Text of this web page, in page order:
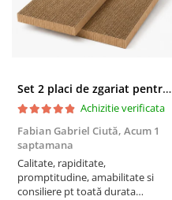
Set 2 placi de zgariat pentru casuta pisici BUNTZ KJW5086, compatibile cu casuta 59 x 28.5 x 35 cm
Achizitie verificata
Fabian Gabriel Ciută, Acum 1
saptamana
Calitate, rapiditate,
promptitudine, amabilitate si
consiliere pt toată durata